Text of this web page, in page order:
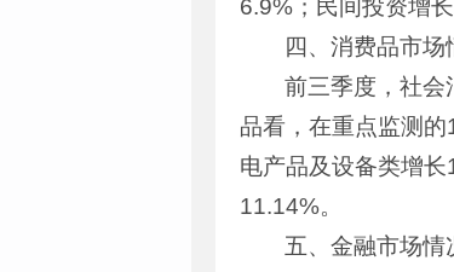
6.9%；民间投资增
四、消费品市场
前三季度，社
品看，在重点监测
电产品及设备类增
11.14%。
五、金融市场情